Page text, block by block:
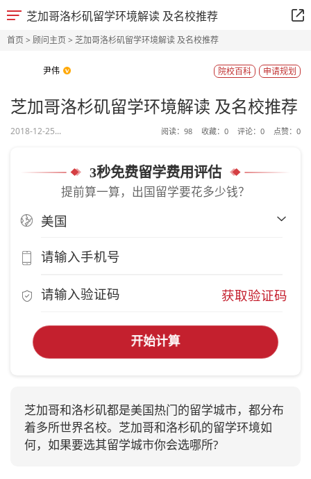
芝加哥洛杉矶留学环境解读 及名校推荐
首页> 顾问主页> 芝加哥洛杉矶留学环境解读 及名校推荐
尹伟 申请规划
院校百科
芝加哥洛杉矶留学环境解读 及名校推荐
2018-12-25... 阅读： 98 收藏： 0 评论： 0 点赞： 0
3秒免费留学费用评估
提前算一算，出国留学要花多少钱？
获取验证码
开始计算
芝加哥和洛杉矶都是美国热门的留学城市，都分布
着多所世界名校。芝加哥和洛杉矶的留学环境如
何，如果要选其留学城市你会选哪所?